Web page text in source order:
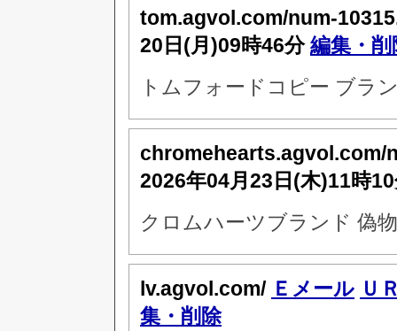
tom.agvol.com/num-
20日(月)09時46分編集・削
トムフォードコピー ブラ
chromehearts.agvol.com/
2026年04月23日(木)11時
クロムハーツブランド 偽
lv.agvol.com/ Ｅメール Ｕ
集・削除